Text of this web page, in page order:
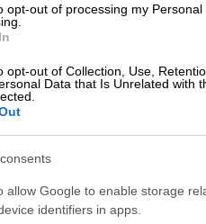
opt-out of processing my Personal
opt-out of Collection, Use,
Data that Is Unrelated with
allow Google to enable storage
identifiers in apps.
της θερινής
στο
Εύελπις
εκπαιδευτικής
τη λύπη του για την